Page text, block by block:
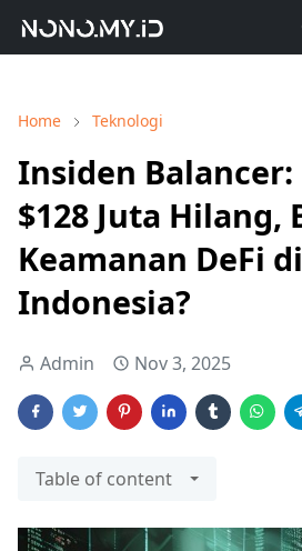
Home Teknologi
Insiden
$128 Juta Hilang,
Keamanan DeFi di
Indonesia?
Admin Nov 3, 2025
Table of content